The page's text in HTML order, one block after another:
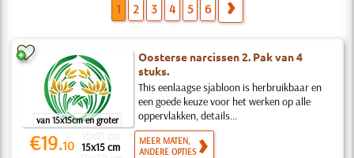
1 2 3 4 5 6
van 15x15cm en groter
Oosterse narcissen 2. Pak van 4
stuks.
This eenlaagse sjabloon is herbruikbaar en
een goede keuze voor het werken op alle
oppervlakken, details...
€19.10 15x15 cm
MEER MATEN,
ANDERE OPTIES